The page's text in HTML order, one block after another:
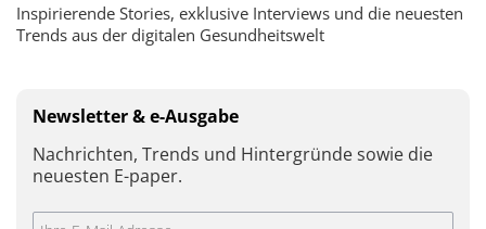
Inspirierende Stories, exklusive Interviews und die neuesten
Trends aus der digitalen Gesundheitswelt
Newsletter & e-Ausgabe
Nachrichten, Trends und Hintergründe sowie die
neuesten E-paper.